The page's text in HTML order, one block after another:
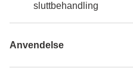
sluttbehandling
Anvendelse